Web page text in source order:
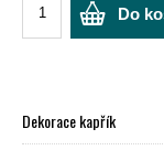
Do
Dekorace kapřík